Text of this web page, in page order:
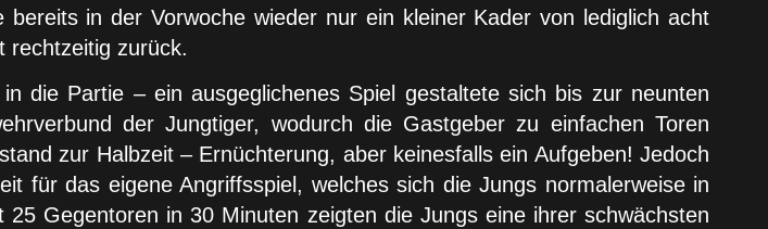
in der Vorwoche wieder nur ein kleiner Kader von lediglich acht
rechtzeitig zurück.
die Partie – ein ausgeglichenes Spiel gestaltete sich bis zur neunten
der Jungtiger, wodurch die Gastgeber zu einfachen Toren
zur Halbzeit – Ernüchterung, aber keinesfalls ein Aufgeben! Jedoch
für das eigene Angriffsspiel, welches sich die Jungs normalerweise in
Gegentoren in 30 Minuten zeigten die Jungs eine ihrer schwächsten